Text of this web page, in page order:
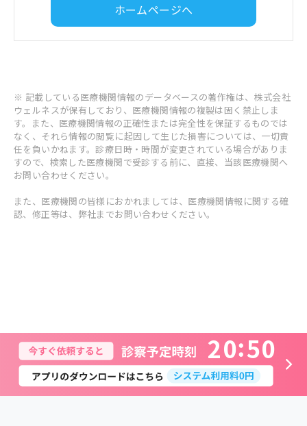
ホームページへ
※ 記載している医療機関情報のデータベースの著作権は、株式会社
ウェルネスが保有しており、医療機関情報の複製は固く禁止しま
す。また、医療機関情報の正確性または完全性を保証するものでは
なく、それら情報の閲覧に起因して生じた損害については、一切責
任を負いかねます。診療日時・時間が変更されている場合がありま
すので、検索した医療機関で受診する前に、直接、当該医療機関へ
お問い合わせください。
また、医療機関の皆様におかれましては、医療機関情報に関する確
認、修正等は、弊社までお問い合わせください。
20 50